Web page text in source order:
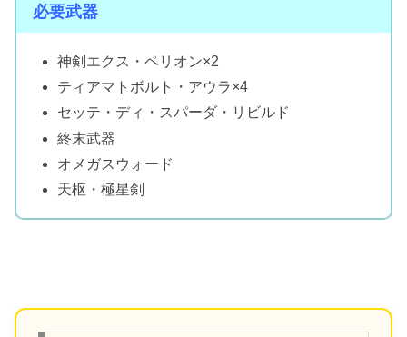
必要武器
神剣エクス・ペリオン×2
ティアマトボルト・アウラ×4
セッテ・ディ・スパーダ・リビルド
終末武器
オメガスウォード
天枢・極星剣